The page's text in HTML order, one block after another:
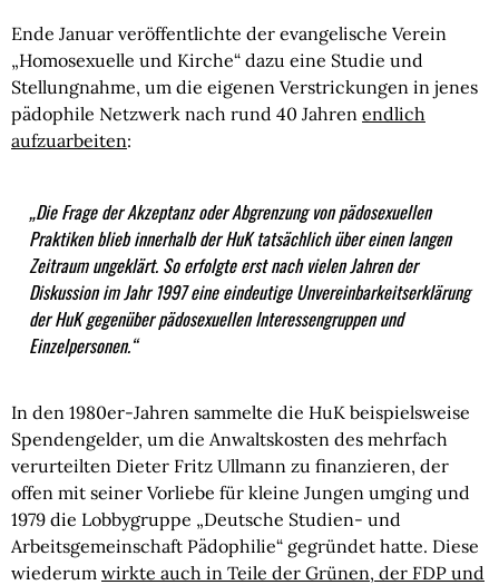
Ende Januar veröffentlichte der evangelische Verein
„Homosexuelle und Kirche“ dazu eine Studie und
Stellungnahme, um die eigenen Verstrickungen in jenes
pädophile Netzwerk nach rund 40 Jahren endlich
aufzuarbeiten:
„Die Frage der Akzeptanz oder Abgrenzung von pädosexuellen
Praktiken blieb innerhalb der HuK tatsächlich über einen langen
Zeitraum ungeklärt. So erfolgte erst nach vielen Jahren der
Diskussion im Jahr 1997 eine eindeutige Unvereinbarkeitserklärung
der HuK gegenüber pädosexuellen Interessengruppen und
Einzelpersonen.“
In den 1980er-Jahren sammelte die HuK beispielsweise
Spendengelder, um die Anwaltskosten des mehrfach
verurteilten Dieter Fritz Ullmann zu finanzieren, der
offen mit seiner Vorliebe für kleine Jungen umging und
1979 die Lobbygruppe „Deutsche Studien- und
Arbeitsgemeinschaft Pädophilie“ gegründet hatte. Diese
wiederum wirkte auch in Teile der Grünen, der FDP und